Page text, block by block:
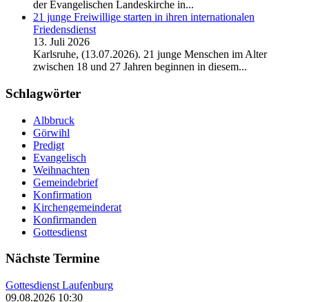
der Evangelischen Landeskirche in...
21 junge Freiwillige starten in ihren internationalen
Friedensdienst
13. Juli 2026
Karlsruhe, (13.07.2026). 21 junge Menschen im Alter
zwischen 18 und 27 Jahren beginnen in diesem...
Schlagwörter
Albbruck
Görwihl
Predigt
Evangelisch
Weihnachten
Gemeindebrief
Konfirmation
Kirchengemeinderat
Konfirmanden
Gottesdienst
Nächste Termine
Gottesdienst Laufenburg
09.08.2026 10:30